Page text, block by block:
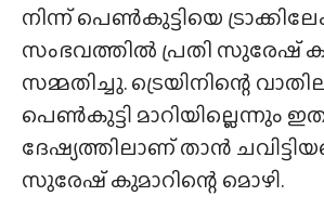
നിന്ന് പെൺകുട്ടിയെ
സംഭവത്തിൽ പ്രതി സുരേഷ്
സമ്മതിച്ചു. ട്രെയിനിന്റെ
പെൺകുട്ടി മാറിയില്ലെന്നും
ദേഷ്യത്തിലാണ് താൻ
സുരേഷ് കുമാറിന്റെ മൊഴി.